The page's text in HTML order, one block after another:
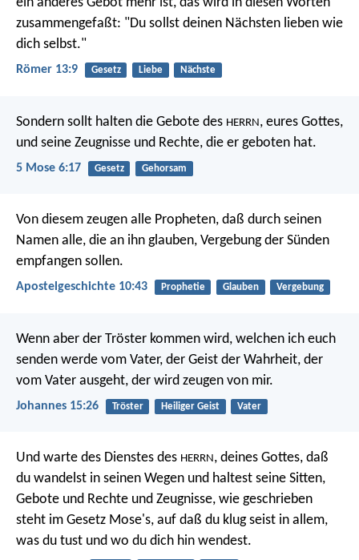
ein anderes Gebot mehr ist, das wird in diesen Worten
zusammengefaßt: "Du sollst deinen Nächsten lieben wie
dich selbst."
Römer 13:9 Gesetz Liebe Nächste
Sondern sollt halten die Gebote des HERRN, eures Gottes,
und seine Zeugnisse und Rechte, die er geboten hat.
5 Mose 6:17 Gesetz Gehorsam
Von diesem zeugen alle Propheten, daß durch seinen
Namen alle, die an ihn glauben, Vergebung der Sünden
empfangen sollen.
Apostelgeschichte 10:43 Prophetie Glauben Vergebung
Wenn aber der Tröster kommen wird, welchen ich euch
senden werde vom Vater, der Geist der Wahrheit, der
vom Vater ausgeht, der wird zeugen von mir.
Johannes 15:26 Tröster Heiliger Geist Vater
Und warte des Dienstes des HERRN , deines Gottes, daß
du wandelst in seinen Wegen und haltest seine Sitten,
Gebote und Rechte und Zeugnisse, wie geschrieben
steht im Gesetz Mose's, auf daß du klug seist in allem,
was du tust und wo du dich hin wendest.